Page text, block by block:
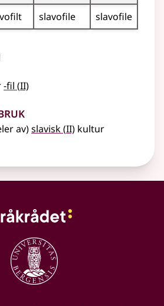
slavofile slavofile
-fil (2
II)
av)slavisk(2
II) kultur